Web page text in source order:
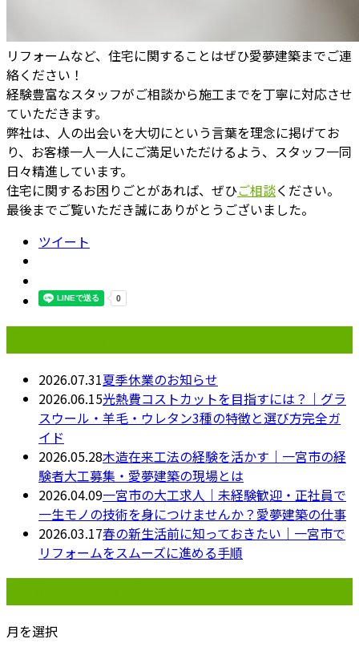
リフォームなど、住宅に関することはぜひ愛夢建築までご連
絡ください！
経験豊富なスタッフがご相談から施工までを丁寧に対応させ
ていただきます。
弊社は、人の出会いを大切にという言葉を理念に掲げてお
り、お客様一人一人にご満足いただけるよう、スタッフ一同
日々精進しています。
住宅に関するお困りごとがあれば、ぜひご相談ください。
最後までご覧いただき誠にありがとうございました。
ツイート
2026.07.31夏季休業のお知らせ
2026.06.15光熱費コストカットを目指すには？｜グラ
スウール・羊毛・ウレタン3種の特徴と選び方完全ガ
イド
2026.05.28木造在来工法の経験を活かす｜一宮市の経
験者大工募集・愛夢建築の現場とは
2026.04.09一宮市の大工求人｜未経験歓迎・正社員で
一生モノの技術を身につけませんか？愛夢建築の仕事
2026.03.17春の新生活前に知っておきたい｜一宮市で
リフォームをスムーズに進める手順
月を選択